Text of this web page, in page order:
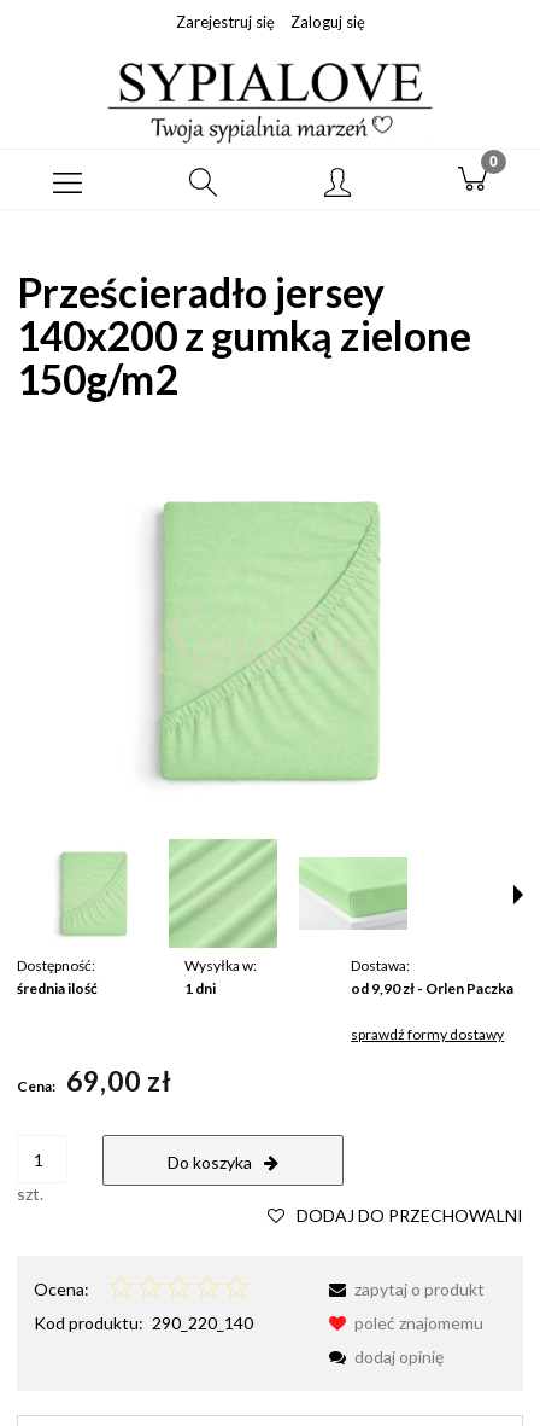
Zarejestruj się Zaloguj się
Prześcieradło jersey
140x200 z gumką zielone
150g/m2
Dostępność:
średnia ilość
Wysyłka w:
1 dni
Dostawa:
od 9,90 zł - Orlen Paczka
sprawdź formy dostawy
Cena: 69,00 zł
szt.
Do koszyka
DODAJ DO PRZECHOWALNI
Ocena:
Kod produktu: 290_220_140
zapytaj o produkt
poleć znajomemu
dodaj opinię